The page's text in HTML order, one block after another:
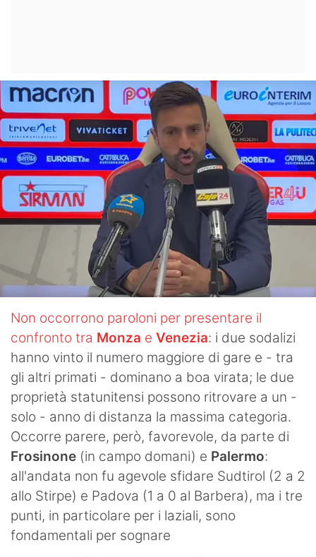
Non occorrono paroloni per presentare il
confronto tra Monza e Venezia: i due sodalizi
hanno vinto il numero maggiore di gare e - tra
gli altri primati - dominano a boa virata; le due
proprietà statunitensi possono ritrovare a un -
solo - anno di distanza la massima categoria.
Occorre parere, però, favorevole, da parte di
Frosinone (in campo domani) e Palermo:
all'andata non fu agevole sfidare Sudtirol (2 a 2
allo Stirpe) e Padova (1 a 0 al Barbera), ma i tre
punti, in particolare per i laziali, sono
fondamentali per sognare